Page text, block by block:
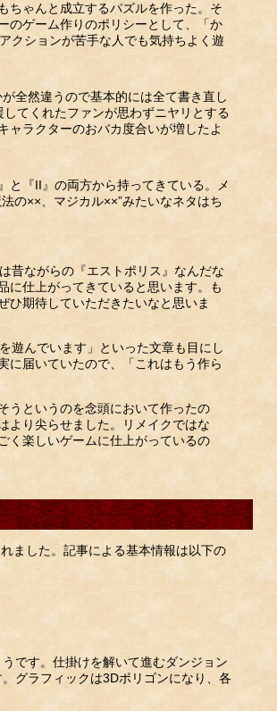
ちゃんと成立するパズルを作った。そ
のゲーム作りのポリシーとして、「か
クションが苦手な人でも気持ちよく遊
全然違うので基本的には全て書き直し
てくれたファンが思わずニヤリとする
ャラクターのおバカ度合いが増したよ
『II』の両方から持ってきている。メ
の××、マジカル××”みたいなネタはち
昔ながらの『エストポリス』なんだな
に仕上がってきていると思います。も
ひ期待していただきたいなと思いま
んでいます」といった文章も目にし
に届いていたので、「これはもう作ら
というのを念頭において作ったの
より尖らせました。リメイクではな
く楽しいゲームに仕上がっているの
ました。記事による基本情報は以下の
です。仕掛けを解いて進むダンジョン
グラフィックは3Dポリゴンになり、各